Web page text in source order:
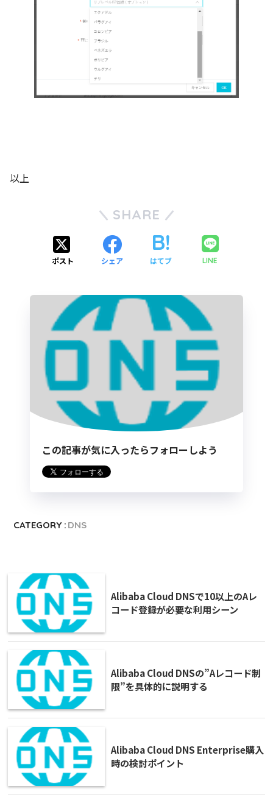
以上
SHARE
ポスト シェア はてブ LINE
この記事が気に入ったらフォローしよう
CATEGORY : DNS
Alibaba Cloud DNSで10以上のAレ
コード登録が必要な利用シーン
Alibaba Cloud DNSの”Aレコード制
限”を具体的に説明する
Alibaba Cloud DNS Enterprise購入
時の検討ポイント